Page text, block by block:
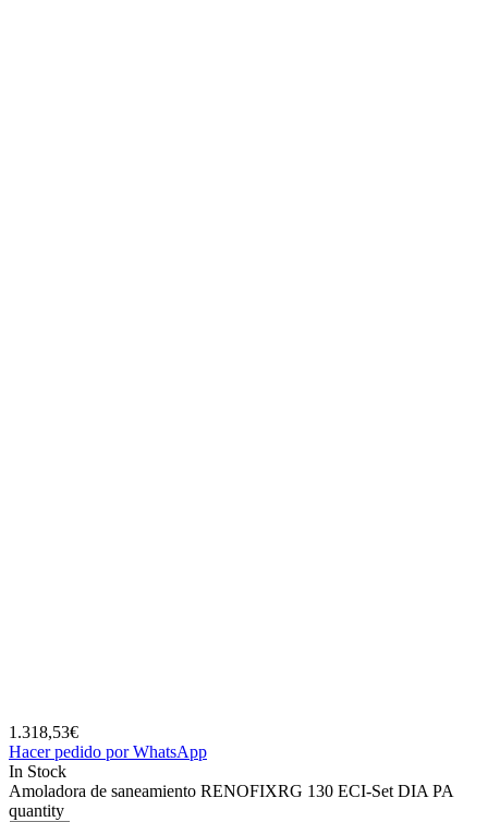
1.318,53€
Hacer pedido por WhatsApp
In Stock
Amoladora de saneamiento RENOFIXRG 130 ECI-Set DIA PA
quantity